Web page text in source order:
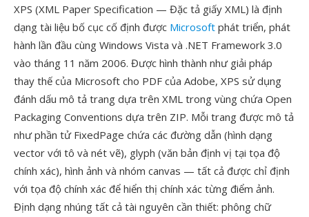
XPS (XML Paper Specification — Đặc tả giấy XML) là định
dạng tài liệu bố cục cố định được Microsoft phát triển, phát
hành lần đầu cùng Windows Vista và .NET Framework 3.0
vào tháng 11 năm 2006. Được hình thành như giải pháp
thay thế của Microsoft cho PDF của Adobe, XPS sử dụng
đánh dấu mô tả trang dựa trên XML trong vùng chứa Open
Packaging Conventions dựa trên ZIP. Mỗi trang được mô tả
như phần tử FixedPage chứa các đường dẫn (hình dạng
vector với tô và nét vẽ), glyph (văn bản định vị tại tọa độ
chính xác), hình ảnh và nhóm canvas — tất cả được chỉ định
với tọa độ chính xác để hiển thị chính xác từng điểm ảnh.
Định dạng nhúng tất cả tài nguyên cần thiết: phông chữ